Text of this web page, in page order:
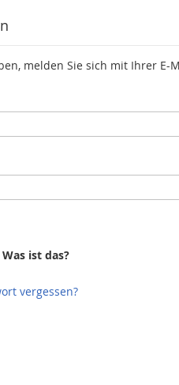
melden Sie sich mit Ihrer E-
Was ist das?
vergessen?